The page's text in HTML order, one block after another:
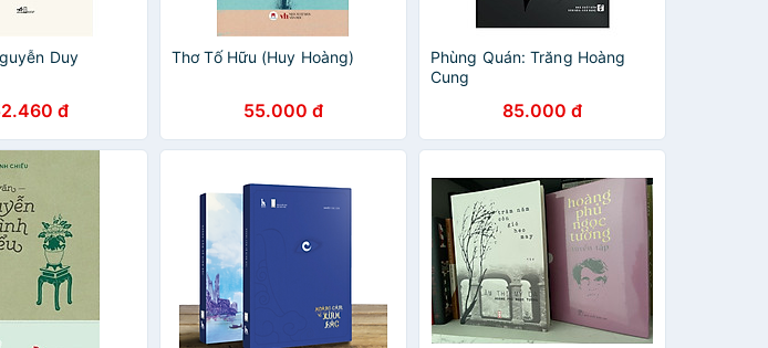
Duy
đ
Thơ Tố Hữu (Huy Hoàng)
55.000 đ
Phùng Quán: Trăng Hoàng
Cung
85.000 đ